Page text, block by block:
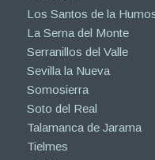
Los Santos de la
La Serna del Monte
Serranillos del Valle
Sevilla la Nueva
Somosierra
Soto del Real
Talamanca de Jarama
Tielmes